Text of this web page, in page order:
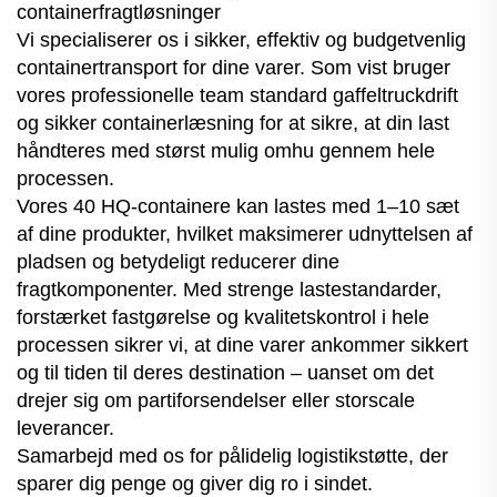
containerfragtløsninger
Vi specialiserer os i sikker, effektiv og budgetvenlig
containertransport for dine varer. Som vist bruger
vores professionelle team standard gaffeltruckdrift
og sikker containerlæsning for at sikre, at din last
håndteres med størst mulig omhu gennem hele
processen.
Vores 40 HQ-containere kan lastes med 1–10 sæt
af dine produkter, hvilket maksimerer udnyttelsen af
pladsen og betydeligt reducerer dine
fragtkomponenter. Med strenge lastestandarder,
forstærket fastgørelse og kvalitetskontrol i hele
processen sikrer vi, at dine varer ankommer sikkert
og til tiden til deres destination – uanset om det
drejer sig om partiforsendelser eller storscale
leverancer.
Samarbejd med os for pålidelig logistikstøtte, der
sparer dig penge og giver dig ro i sindet.